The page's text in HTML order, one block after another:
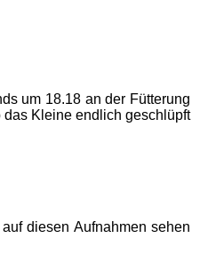
um 18.18 an der Fütterung
Kleine endlich geschlüpft
diesen Aufnahmen sehen